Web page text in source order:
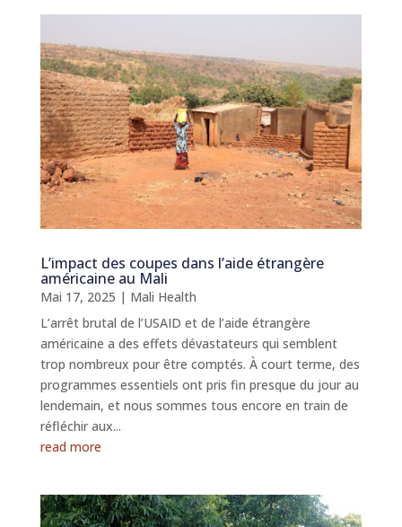
L’impact des coupes dans l’aide étrangère
américaine au Mali
Mai 17, 2025 | Mali Health
L’arrêt brutal de l’USAID et de l’aide étrangère
américaine a des effets dévastateurs qui semblent
trop nombreux pour être comptés. À court terme, des
programmes essentiels ont pris fin presque du jour au
lendemain, et nous sommes tous encore en train de
réfléchir aux...
read more